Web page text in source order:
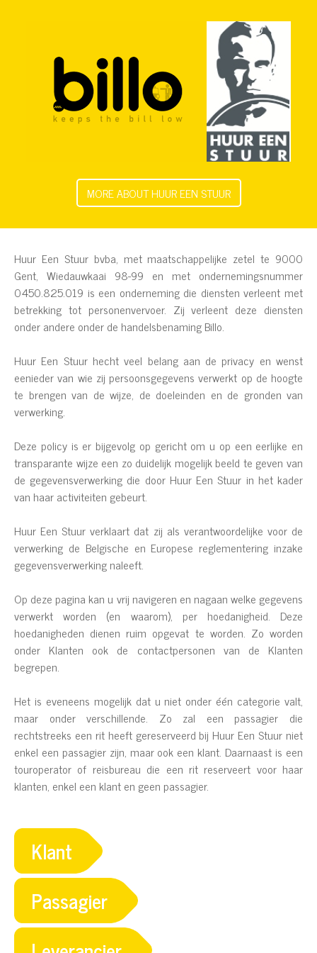
MORE ABOUT HUUR EEN STUUR
Huur Een Stuur bvba, met maatschappelijke zetel te 9000
Gent, Wiedauwkaai 98-99 en met ondernemingsnummer
0450.825.019 is een onderneming die diensten verleent met
betrekking tot personenvervoer. Zij verleent deze diensten
onder andere onder de handelsbenaming Billo.
Huur Een Stuur hecht veel belang aan de privacy en wenst
eenieder van wie zij persoonsgegevens verwerkt op de hoogte
te brengen van de wijze, de doeleinden en de gronden van
verwerking.
Deze policy is er bijgevolg op gericht om u op een eerlijke en
transparante wijze een zo duidelijk mogelijk beeld te geven van
de gegevensverwerking die door Huur Een Stuur in het kader
van haar activiteiten gebeurt.
Huur Een Stuur verklaart dat zij als verantwoordelijke voor de
verwerking de Belgische en Europese reglementering inzake
gegevensverwerking naleeft.
Op deze pagina kan u vrij navigeren en nagaan welke gegevens
verwerkt worden (en waarom), per hoedanigheid. Deze
hoedanigheden dienen ruim opgevat te worden. Zo worden
onder Klanten ook de contactpersonen van de Klanten
begrepen.
Het is eveneens mogelijk dat u niet onder één categorie valt,
maar onder verschillende. Zo zal een passagier die
rechtstreeks een rit heeft gereserveerd bij Huur Een Stuur niet
enkel een passagier zijn, maar ook een klant. Daarnaast is een
touroperator of reisbureau die een rit reserveert voor haar
klanten, enkel een klant en geen passagier.
Klant
Passagier